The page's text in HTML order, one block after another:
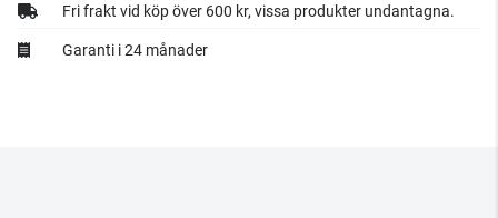
Fri frakt vid köp över 600 kr, vissa produkter undantagna.
Garanti i 24 månader